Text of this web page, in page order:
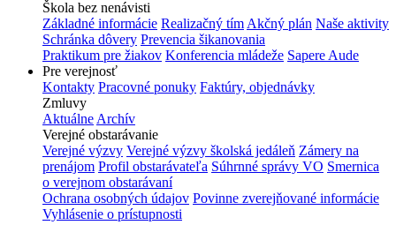
Škola bez nenávisti
Základné informácie Realizačný tím Akčný plán Naše aktivity
Schránka dôvery Prevencia šikanovania
Praktikum pre žiakov Konferencia mládeže Sapere Aude
Pre verejnosť
Kontakty Pracovné ponuky Faktúry, objednávky
Zmluvy
Aktuálne Archív
Verejné obstarávanie
Verejné výzvy Verejné výzvy školská jedáleň Zámery na
prenájom Profil obstarávateľa Súhrnné správy VO Smernica
o verejnom obstarávaní
Ochrana osobných údajov Povinne zverejňované informácie
Vyhlásenie o prístupnosti